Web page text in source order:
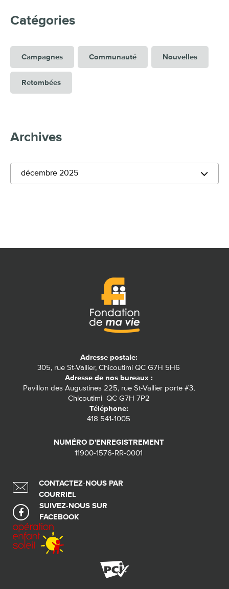
Catégories
Campagnes Communauté Nouvelles
Retombées
Archives
décembre 2025
Adresse postale:
305, rue St-Vallier, Chicoutimi QC G7H 5H6
Adresse de nos bureaux :
Pavillon des Augustines 225, rue St-Vallier porte #3,
Chicoutimi QC G7H 7P2
Téléphone:
418 541-1005
NUMÉRO D'ENREGISTREMENT
11900-1576-RR-0001
CONTACTEZ-NOUS PAR
COURRIEL
SUIVEZ-NOUS SUR
FACEBOOK